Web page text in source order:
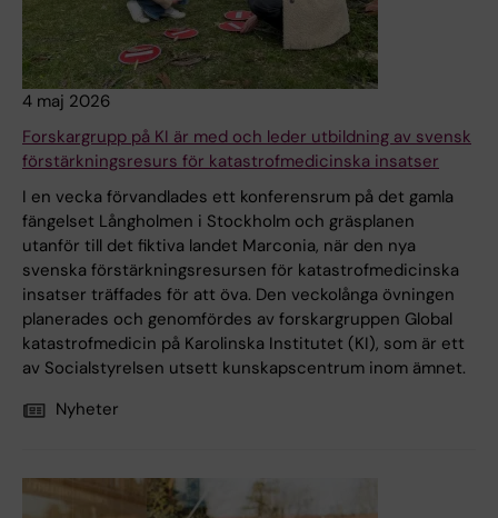
4 maj 2026
Forskargrupp på KI är med och leder utbildning av svensk
förstärkningsresurs för katastrofmedicinska insatser
I en vecka förvandlades ett konferensrum på det gamla
fängelset Långholmen i Stockholm och gräsplanen
utanför till det fiktiva landet Marconia, när den nya
svenska förstärkningsresursen för katastrofmedicinska
insatser träffades för att öva. Den veckolånga övningen
planerades och genomfördes av forskargruppen Global
katastrofmedicin på Karolinska Institutet (KI), som är ett
av Socialstyrelsen utsett kunskapscentrum inom ämnet.
Nyheter